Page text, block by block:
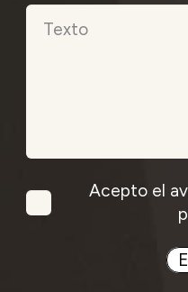
Acepto el